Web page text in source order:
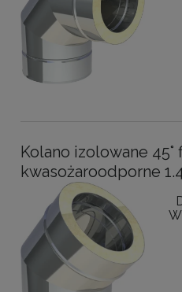
Kolano izolowane 45°
kwasożaroodporne